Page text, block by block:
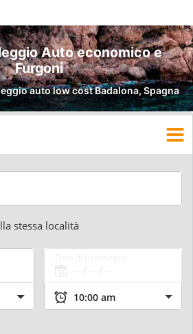
Auto economico e
Furgoni
auto low cost Badalona, Spagna
stessa località